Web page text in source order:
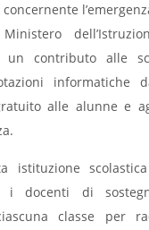
un contributo alle
informatiche
alle alunne e
istituzione
i docenti di
classe per